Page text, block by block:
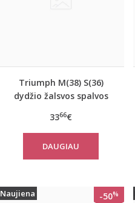
Triumph M(38) S(36)
dydžio žalsvos spalvos
marškinėliai women
move FLOW Tank Top
3366€
DAUGIAU
Naujiena -50%